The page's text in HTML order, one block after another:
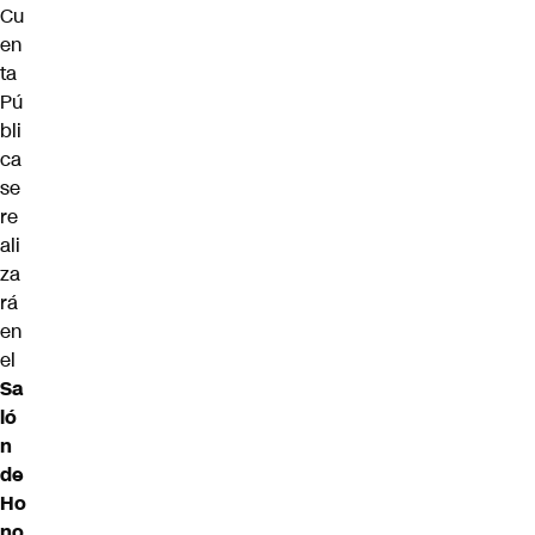
Cu
en
ta
Pú
bli
ca
se
re
ali
za
rá
en
el
Sa
ló
n
de
Ho